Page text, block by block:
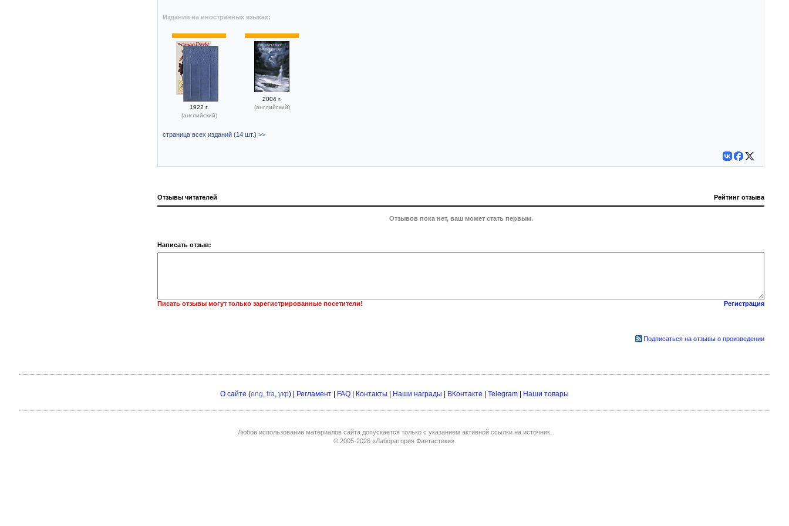
Издания на иностранных языках:
1922 г.
(английский)
2004 г.
(английский)
страница всех изданий (14 шт.) >>
Отзывы читателей Рейтинг отзыва
Отзывов пока нет, ваш может стать первым.
Написать отзыв:
Писать отзывы могут только зарегистрированные посетители! Регистрация
Подписаться на отзывы о произведении
О сайте (eng, fra, укр) | Регламент FAQ Контакты Наши награды ВКонтакте Telegram Наши товары
Любое использование материалов сайта допускается только с указанием активной ссылки на источник.
© 2005-2026 «Лаборатория Фантастики».